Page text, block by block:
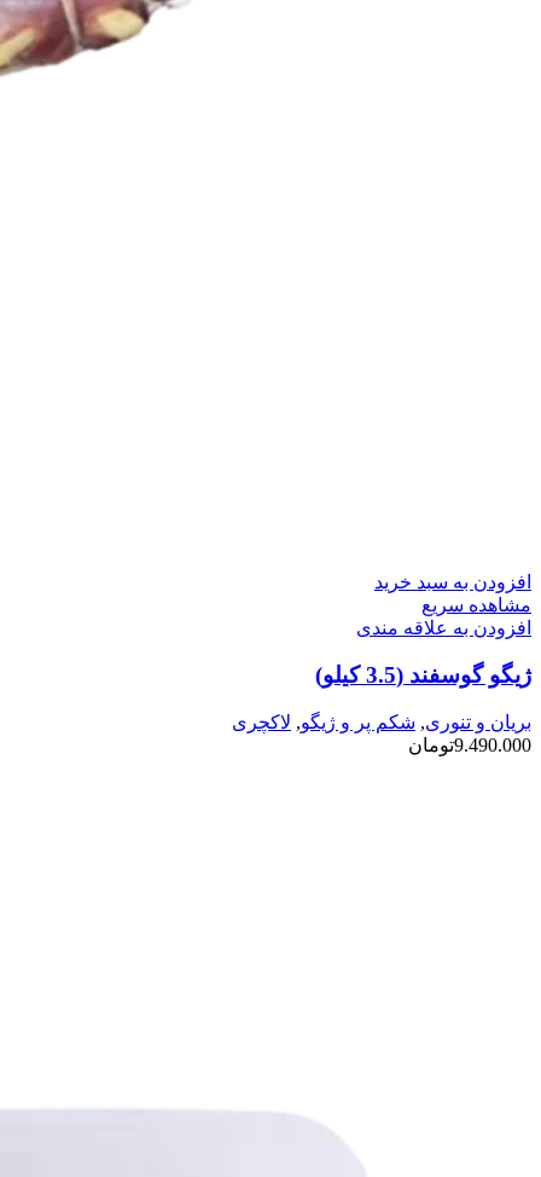
افزودن به سبد خرید
مشاهده سریع
افزودن به علاقه مندی
ژیگو گوسفند (3.5 کیلو)
بریان و تنوری, شکم پر و ژیگو, لاکچری
9.490.000تومان